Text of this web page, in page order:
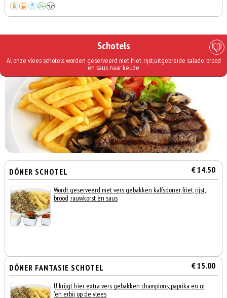
Schotels
Al onze vlees schotels worden geserveerd met friet, rijst,uitgebreide salade, brood
en saus naar keuze
DÖNER SCHOTEL € 14.50
Wordt geserveerd met vers gebakken kalfsdoner, friet, rijst,
brood, rauwkorst en saus
DÖNER FANTASIE SCHOTEL € 15.00
U krijgt hier extra vers gebakken champions, paprika en ui
'en erbij op de vlees